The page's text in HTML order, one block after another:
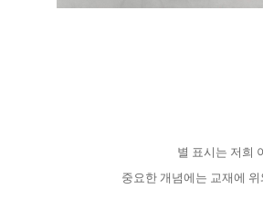
별 표시는 저희
중요한 개념에는 교재에